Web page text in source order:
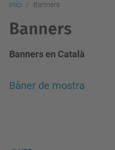
Inici Banners
Banners
Banners en Català
Bàner de mostra